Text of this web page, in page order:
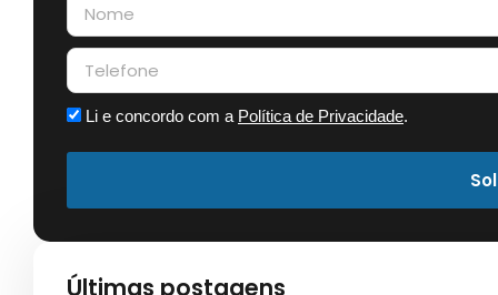
Li e concordo com a Política de Privacidade.
Últimas postagens